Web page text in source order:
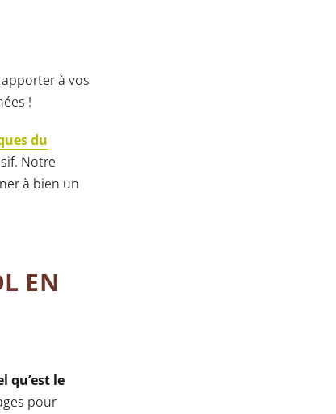
à vos
!
du
Notre
à bien un
EN
qu’est le
pour